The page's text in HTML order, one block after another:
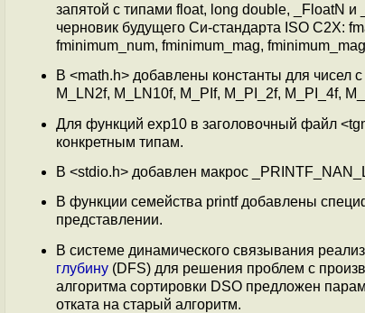
запятой с типами float, long double, _FloatN
черновик будущего Си-стандарта ISO C2X:
fminimum_num, fminimum_mag,
В <math.h> добавлены константы для чисел
M_LN2f, M_LN10f, M_PIf, M_PI_2f, M_PI_4f,
Для функций exp10 в заголовочный файл
конкретным типам.
В <stdio.h> добавлен макрос
В функции семейства printf добавлены
представлении.
В системе динамического связывания
глубину (DFS) для решения проблем с
алгоритма сортировки DSO предложен
отката на старый алгоритм.